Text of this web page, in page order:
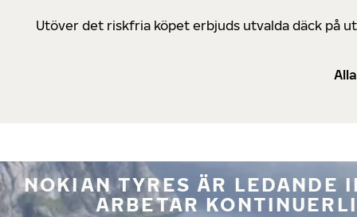
Utöver det riskfria köpet erbjuds utvalda däck på
NOKIAN TYRES ÄR LEDANDE
ARBETAR